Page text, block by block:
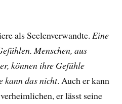
als Seelenverwandte.Eine
Menschen, aus
können ihre Gefühle
kann das nicht. Auch er kann
er lässt seine